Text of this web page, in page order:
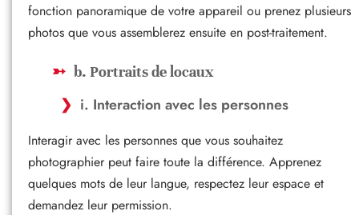
fonction panoramique de votre appareil ou prenez plusieurs
photos que vous assemblerez ensuite en post-traitement.
b. Portraits de locaux
i. Interaction avec les personnes
Interagir avec les personnes que vous souhaitez
photographier peut faire toute la différence. Apprenez
quelques mots de leur langue, respectez leur espace et
demandez leur permission.